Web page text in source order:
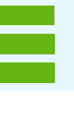
im